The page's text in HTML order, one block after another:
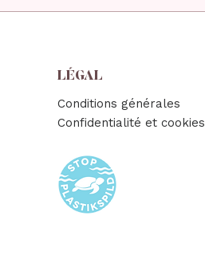
LÉGAL
Conditions générales
Confidentialité et cookies